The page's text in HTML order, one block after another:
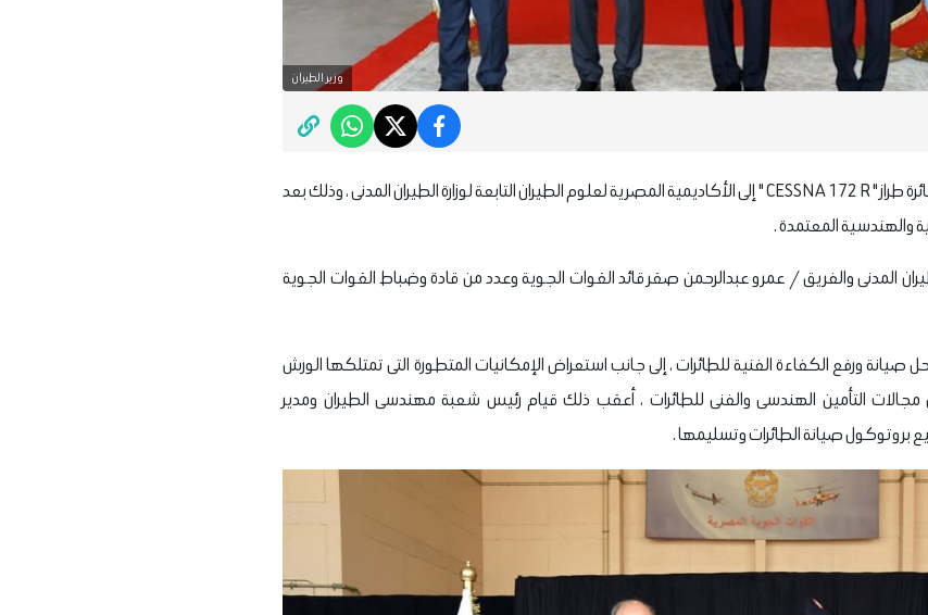
وزير الطيران
قامت القوات الجوية بتسليم عدد (2) طائرة طراز " CESSNA 172 R " إلى الأكاديمية المصرية لعلوم الطيران التابعة لوزارة الطيران المدنى ، وذلك بعد
والهندسية المعتمدة .
المدنى والفريق / عمرو عبدالرحمن صقر قائد القوات الجوية وعدد من قادة وضباط القوات الجوية
ورفع الكفاءة الفنية للطائرات ، إلى جانب استعراض الإمكانيات المتطورة التى تمتلكها الورش
مجالات التأمين الهندسى والفنى للطائرات ، أعقب ذلك قيام رئيس شعبة مهندسى الطيران ومدير
بروتوكول صيانة الطائرات وتسليمها .